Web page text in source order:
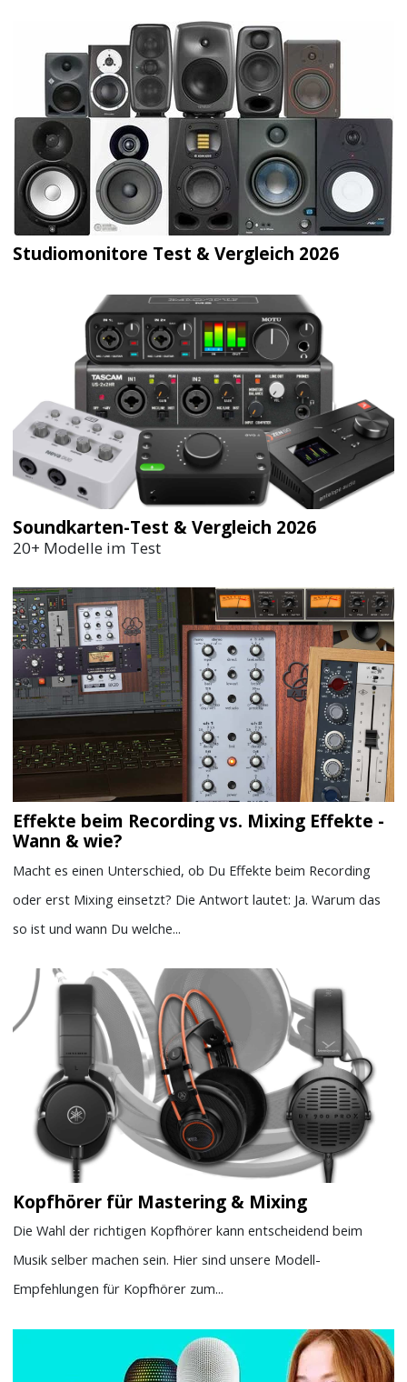
Studiomonitore Test & Vergleich 2026
Soundkarten-Test & Vergleich 2026
20+ Modelle im Test
Effekte beim Recording vs. Mixing Effekte -
Wann & wie?
Macht es einen Unterschied, ob Du Effekte beim Recording
oder erst Mixing einsetzt? Die Antwort lautet: Ja. Warum das
so ist und wann Du welche...
Kopfhörer für Mastering & Mixing
Die Wahl der richtigen Kopfhörer kann entscheidend beim
Musik selber machen sein. Hier sind unsere Modell-
Empfehlungen für Kopfhörer zum...